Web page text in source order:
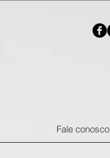
Fale conosco